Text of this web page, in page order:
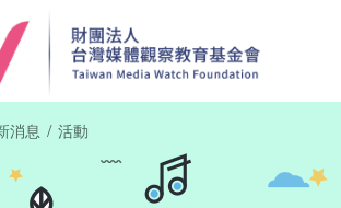
消息 / 活動